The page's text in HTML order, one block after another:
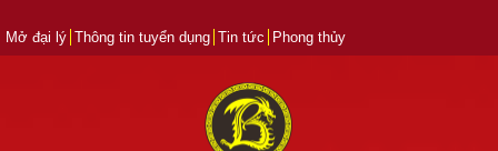
Mở đại lý Thông tin tuyển dụng Tin tức Phong thủy